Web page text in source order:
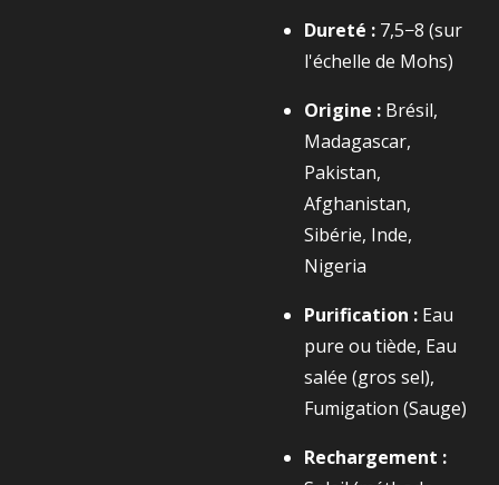
Dureté : 7,5−8 (sur
l'échelle de Mohs)
Origine : Brésil,
Madagascar,
Pakistan,
Afghanistan,
Sibérie, Inde,
Nigeria
Purification : Eau
pure ou tiède, Eau
salée (gros sel),
Fumigation (Sauge)
Rechargement :